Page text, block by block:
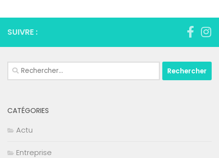
SUIVRE :
Rechercher :
CATÉGORIES
Actu
Entreprise